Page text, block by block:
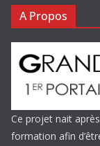
A Propos
Ce projet nait
formation afin